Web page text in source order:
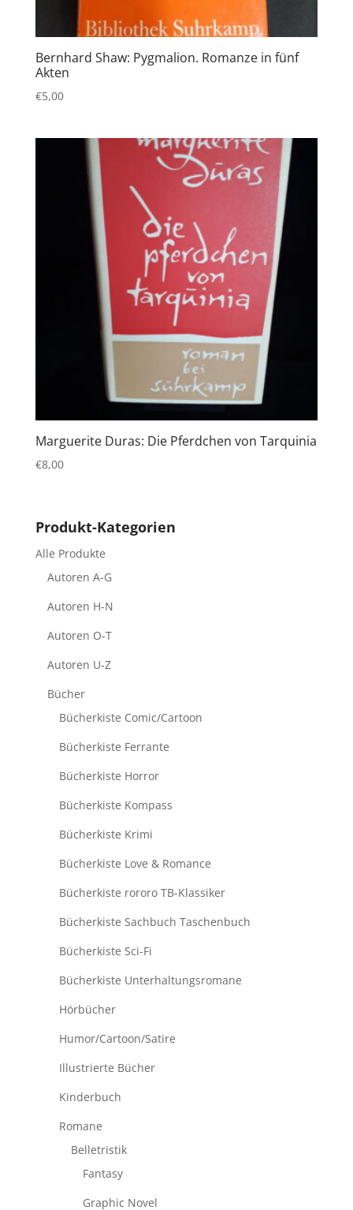
Bernhard Shaw: Pygmalion. Romanze in fünf
Akten
€5,00
Marguerite Duras: Die Pferdchen von Tarquinia
€8,00
Produkt-Kategorien
Alle Produkte
Autoren A-G
Autoren H-N
Autoren O-T
Autoren U-Z
Bücher
Bücherkiste Comic/Cartoon
Bücherkiste Ferrante
Bücherkiste Horror
Bücherkiste Kompass
Bücherkiste Krimi
Bücherkiste Love & Romance
Bücherkiste rororo TB-Klassiker
Bücherkiste Sachbuch Taschenbuch
Bücherkiste Sci-Fi
Bücherkiste Unterhaltungsromane
Hörbücher
Humor/Cartoon/Satire
Illustrierte Bücher
Kinderbuch
Romane
Belletristik
Fantasy
Graphic Novel